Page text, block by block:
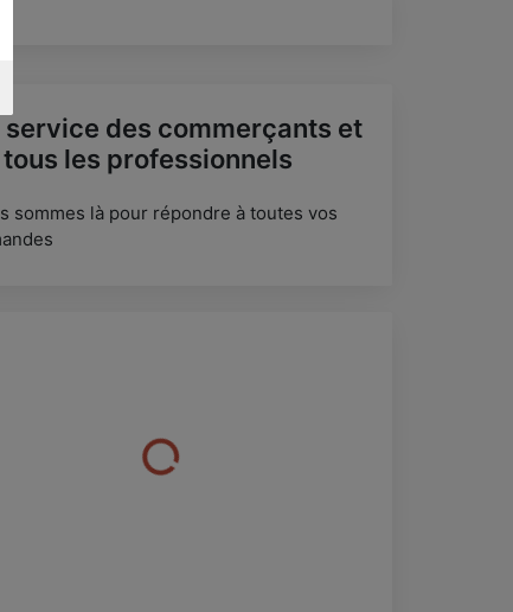
service des commerçants et
les professionnels
sommes là pour répondre à toutes vos